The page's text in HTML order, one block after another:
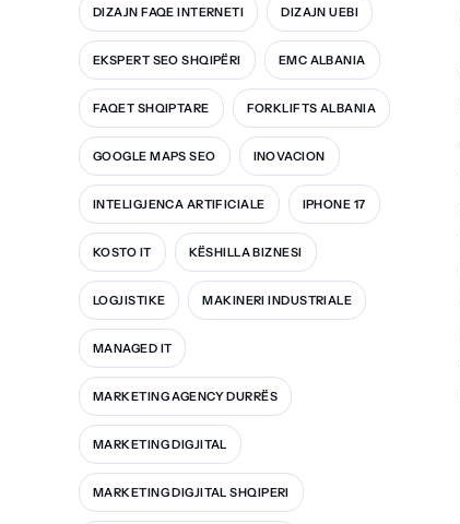
DIZAJN FAQE INTERNETI DIZAJN UEBI
EKSPERT SEO SHQIPËRI EMC ALBANIA
FAQET SHQIPTARE FORKLIFTS ALBANIA
GOOGLE MAPS SEO INOVACION
INTELIGJENCA ARTIFICIALE IPHONE 17
KOSTO IT KËSHILLA BIZNESI
LOGJISTIKE MAKINERI INDUSTRIALE
MANAGED IT
MARKETING AGENCY DURRËS
MARKETING DIGJITAL
MARKETING DIGJITAL SHQIPERI